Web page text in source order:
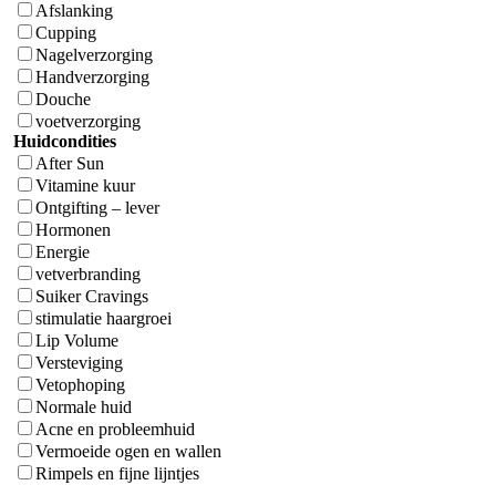
Afslanking
Cupping
Nagelverzorging
Handverzorging
Douche
voetverzorging
Huidcondities
After Sun
Vitamine kuur
Ontgifting – lever
Hormonen
Energie
vetverbranding
Suiker Cravings
stimulatie haargroei
Lip Volume
Versteviging
Vetophoping
Normale huid
Acne en probleemhuid
Vermoeide ogen en wallen
Rimpels en fijne lijntjes